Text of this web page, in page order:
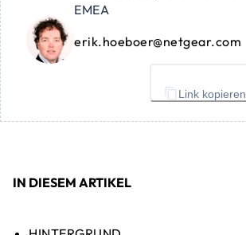
EMEA
erik.hoeboer@netgear.com
Link kopieren
IN DIESEM ARTIKEL